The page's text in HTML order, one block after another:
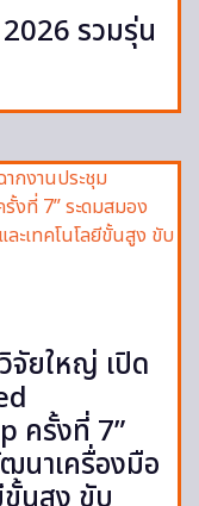
รวมรุ่น
จัยใหญ่ เปิด
ครั้งที่ 7”
นาเครื่องมือ